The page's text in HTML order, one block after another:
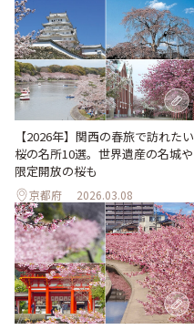
【2026年】関西の春旅で訪れたい
桜の名所10選。世界遺産の名城や
限定開放の桜も
京都府 2026.03.08